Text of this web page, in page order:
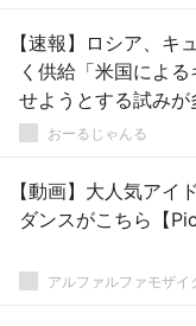
【速報】ロシア、キ
く供給「米国によ
せようとする試み
している」
おーるじゃんる
【動画】大人気アイ
ダンスがこちら【
アルファルファモザイ